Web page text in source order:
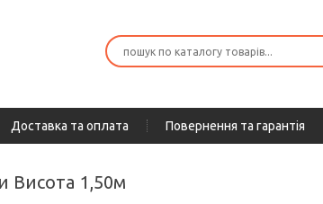
Доставка та оплата Повернення та гарантія
Висота 1,50м